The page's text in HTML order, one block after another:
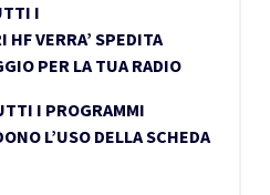
I
VERRA’ SPEDITA
PER LA TUA RADIO
I PROGRAMMI
L’USO DELLA SCHEDA